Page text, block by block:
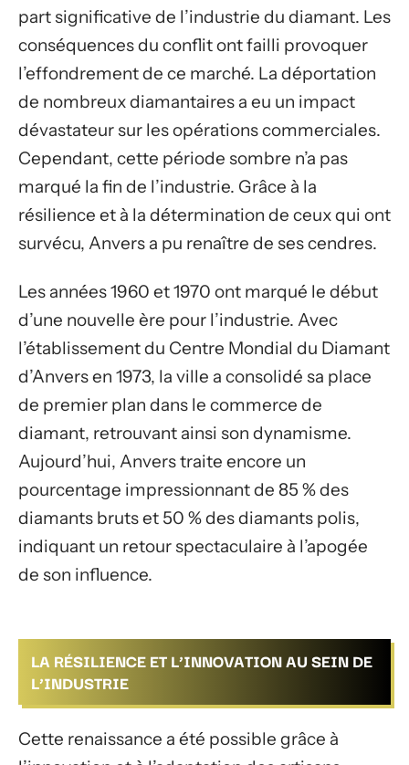
part significative de l’industrie du diamant. Les
conséquences du conflit ont failli provoquer
l’effondrement de ce marché. La déportation
de nombreux diamantaires a eu un impact
dévastateur sur les opérations commerciales.
Cependant, cette période sombre n’a pas
marqué la fin de l’industrie. Grâce à la
résilience et à la détermination de ceux qui ont
survécu, Anvers a pu renaître de ses cendres.
Les années 1960 et 1970 ont marqué le début
d’une nouvelle ère pour l’industrie. Avec
l’établissement du Centre Mondial du Diamant
d’Anvers en 1973, la ville a consolidé sa place
de premier plan dans le commerce de
diamant, retrouvant ainsi son dynamisme.
Aujourd’hui, Anvers traite encore un
pourcentage impressionnant de 85 % des
diamants bruts et 50 % des diamants polis,
indiquant un retour spectaculaire à l’apogée
de son influence.
LA RÉSILIENCE ET L’INNOVATION AU SEIN DE
L’INDUSTRIE
Cette renaissance a été possible grâce à